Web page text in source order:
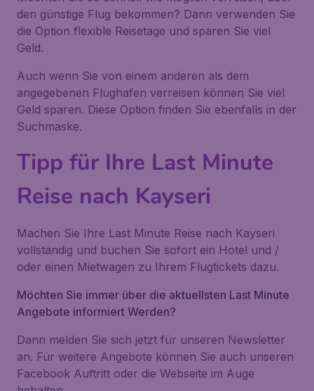
den günstige Flug bekommen? Dann verwenden Sie
die Option flexible Reisetage und sparen Sie viel
Geld.
Auch wenn Sie von einem anderen als dem
angegebenen Flughafen verreisen können Sie viel
Geld sparen. Diese Option finden Sie ebenfalls in der
Suchmaske.
Tipp für Ihre Last Minute
Reise nach Kayseri
Machen Sie Ihre Last Minute Reise nach Kayseri
vollständig und buchen Sie sofort ein Hotel und /
oder einen Mietwagen zu Ihrem Flugtickets dazu.
Möchten Sie immer über die aktuellsten Last Minute
Angebote informiert Werden?
Dann melden Sie sich jetzt für unseren Newsletter
an. Für weitere Angebote können Sie auch unseren
Facebook Auftritt oder die Webseite im Auge